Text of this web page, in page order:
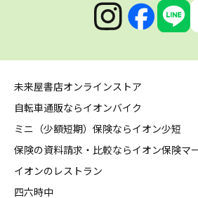
未来屋書店オンラインストア
自転車通販ならイオンバイク
ミニ（少額短期）保険ならイオン少短
保険の資料請求・比較ならイオン保険マ
イオンのレストラン
四六時中